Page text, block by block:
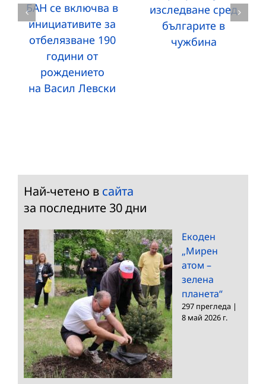
БАН се включва в
инициативите за
отбелязване 190
години от
рождението
на Васил Левски
изследване сред
българите в
чужбина
Най-четено в сайта
за последните 30 дни
Екоден
„Мирен
атом –
зелена
планета“
297 прегледа |
8 май 2026 г.